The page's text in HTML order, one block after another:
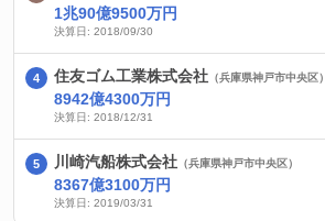
1兆90億9500万円
決算日: 2018/09/30
住友ゴム工業株式会社 （兵庫県神戸市中央区）
8942億4300万円
決算日: 2018/12/31
川崎汽船株式会社 （兵庫県神戸市中央区）
8367億3100万円
決算日: 2019/03/31